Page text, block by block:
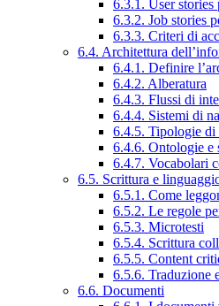
6.3.1. User
6.3.2. Job stories
6.3.3. Criteri di
6.4. Architettura
6.4.1. Definire
6.4.2. Alberatura
6.4.3. Flussi di
6.4.4. Sistemi di
6.4.5. Tipologie di
6.4.6. Ontologie e
6.4.7. Vocabolari
6.5. Scrittura e
6.5.1. Come
6.5.2. Le regole
6.5.3. Microtesti
6.5.4. Scrittura
6.5.5. Content
6.5.6. Traduzione
6.6. Documenti